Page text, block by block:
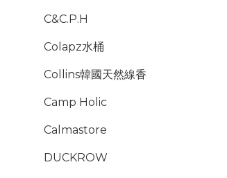
C&C.P.H
Colapz水桶
Collins韓國天然線香
Camp Holic
Calmastore
DUCKROW